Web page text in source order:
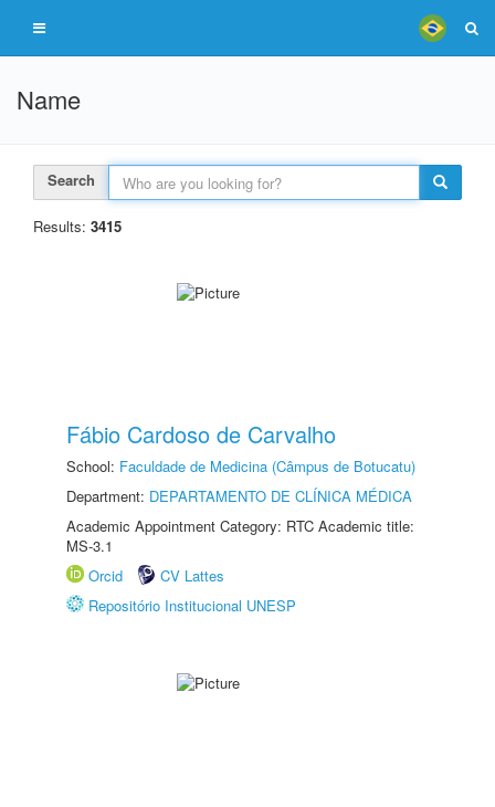
Name
Search
Results: 3415
Fábio Cardoso de Carvalho
School: Faculdade de Medicina (Câmpus de Botucatu)
Department: DEPARTAMENTO DE CLÍNICA MÉDICA
Academic Appointment Category: RTC Academic title:
MS-3.1
Orcid
CV Lattes
Repositório Institucional UNESP